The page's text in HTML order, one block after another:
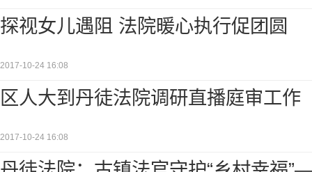
探视女儿遇阻 法院暖心执行促团圆
2017-10-24 16:08
区人大到丹徒法院调研直播庭审工作
2017-10-24 16:08